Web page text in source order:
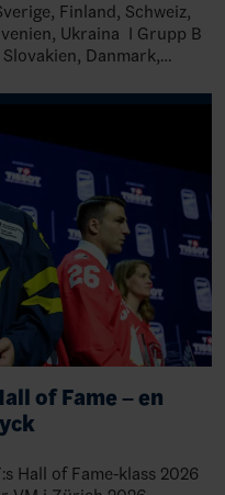
Finland, Schweiz,
I Grupp B
Danmark,
of Fame – en
Hall of Fame-klass 2026